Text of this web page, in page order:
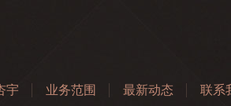
宇 业务范围 最新动态 联系